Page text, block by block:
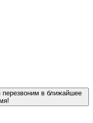
в ближайшее